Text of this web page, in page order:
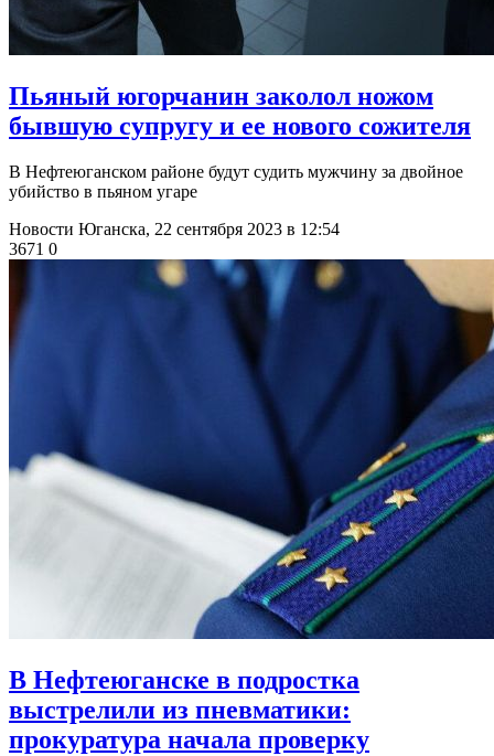
Пьяный югорчанин заколол ножом
бывшую супругу и ее нового сожителя
В Нефтеюганском районе будут судить мужчину за двойное
убийство в пьяном угаре
Новости Юганска, 22 сентября 2023 в 12:54
3671 0
В Нефтеюганске в подростка
выстрелили из пневматики:
прокуратура начала проверку